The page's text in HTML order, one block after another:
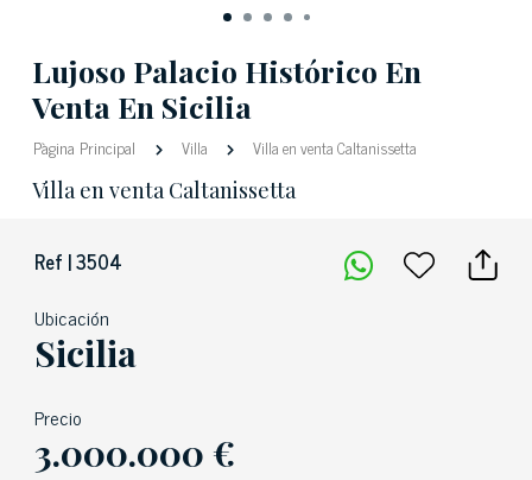
Lujoso Palacio Histórico En
Venta En Sicilia
Pàgina Principal Villa Villa en venta Caltanissetta
Villa en venta Caltanissetta
Ref | 3504
Ubicación
Sicilia
Precio
3.000.000 €